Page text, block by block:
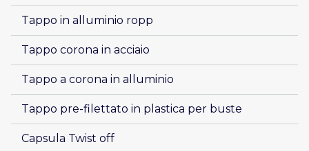
Tappo in alluminio ropp
Tappo corona in acciaio
Tappo a corona in alluminio
Tappo pre-filettato in plastica per buste
Capsula Twist off